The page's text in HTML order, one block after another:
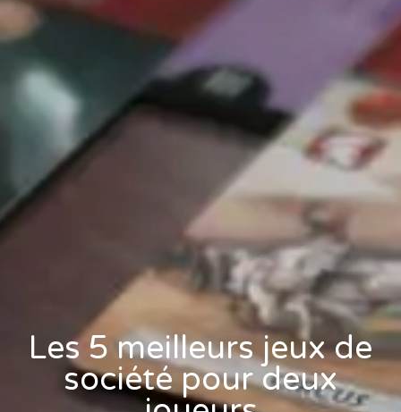
Les 5 meilleurs jeux de
société pour deux